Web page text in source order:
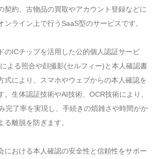
契約、古物品の買取やアカウント登録などに
ンライン上で行うSaaS型のサービスです。
のICチップを活用した公的個人認証サービ
よる照合や顔撮影(セルフィー)と本人確認書
式により、スマホやウェブからの本人確認を
。生体認証技術やAI技術、OCR技術により、
完了率を実現し、手続きの煩雑さや時間がか
離脱を防ぎます。
における本人確認の安全性と信頼性をサポー